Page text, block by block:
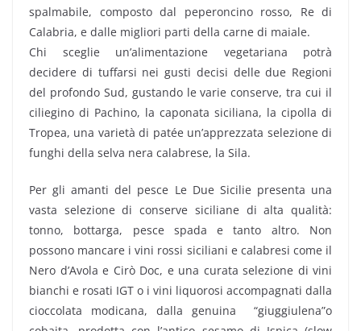
spalmabile, composto dal peperoncino rosso, Re di
Calabria, e dalle migliori parti della carne di maiale.
Chi sceglie un’alimentazione vegetariana potrà
decidere di tuffarsi nei gusti decisi delle due Regioni
del profondo Sud, gustando le varie conserve, tra cui il
ciliegino di Pachino, la caponata siciliana, la cipolla di
Tropea, una varietà di patée un’apprezzata selezione di
funghi della selva nera calabrese, la Sila.
Per gli amanti del pesce Le Due Sicilie presenta una
vasta selezione di conserve siciliane di alta qualità:
tonno, bottarga, pesce spada e tanto altro. Non
possono mancare i vini rossi siciliani e calabresi come il
Nero d’Avola e Cirò Doc, e una curata selezione di vini
bianchi e rosati IGT o i vini liquorosi accompagnati dalla
cioccolata modicana, dalla genuina “giuggiulena”o